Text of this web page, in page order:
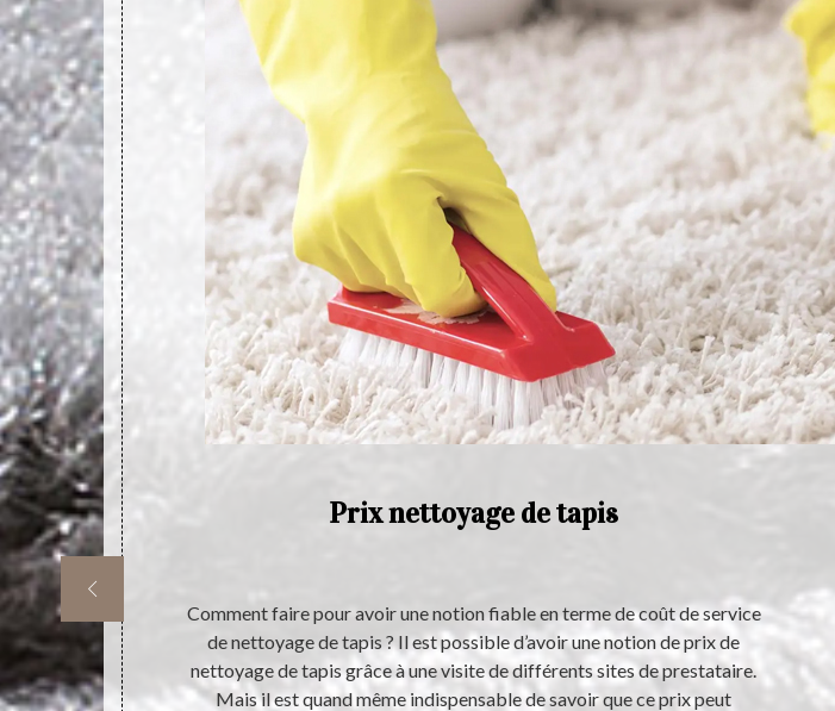
la maison.
doivent
Atelier
des
Prix nettoyage de tapis
Comment faire pour avoir une notion fiable en terme de coût de service
de nettoyage de tapis ? Il est possible d’avoir une notion de prix de
nettoyage de tapis grâce à une visite de différents sites de prestataire.
Mais il est quand même indispensable de savoir que ce prix peut